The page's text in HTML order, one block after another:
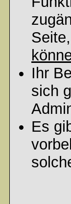
Ihr
sich
Es